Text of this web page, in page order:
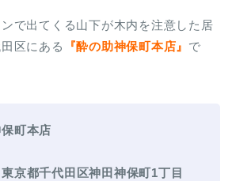
で出てくる山下が木内を注意した居
区にある
『酔の助神保町本店』 で
町本店
京都千代田区神田神保町1丁目